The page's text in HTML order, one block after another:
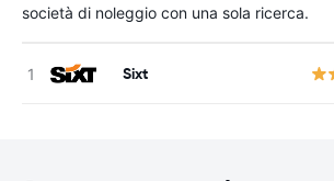
società di noleggio con una sola ricerca.
Sixt